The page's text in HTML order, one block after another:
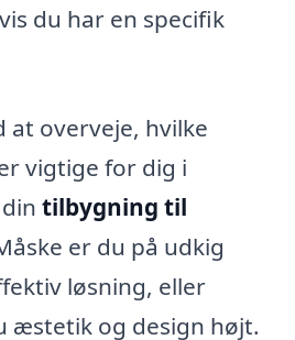
du har en specifik
at overveje, hvilke
vigtige for dig i
tilbygning til
er du på udkig
løsning, eller
æstetik og design højt.